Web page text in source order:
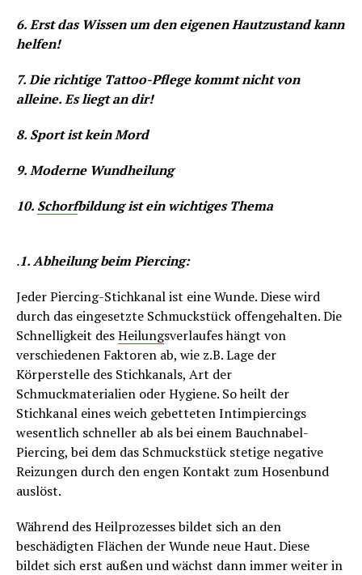
6. Erst das Wissen um den eigenen Hautzustand kann
helfen!
7. Die richtige Tattoo-Pflege kommt nicht von
alleine. Es liegt an dir!
8. Sport ist kein Mord
9. Moderne Wundheilung
10. Schorfbildung ist ein wichtiges Thema
.1. Abheilung beim Piercing:
Jeder Piercing-Stichkanal ist eine Wunde. Diese wird
durch das eingesetzte Schmuckstück offengehalten. Die
Schnelligkeit desHeilungsverlaufes hängt von
verschiedenen Faktoren ab, wie z.B. Lage der
Körperstelle des Stichkanals, Art der
Schmuckmaterialien oder Hygiene. So heilt der
Stichkanal eines weich gebetteten Intimpiercings
wesentlich schneller ab als bei einem Bauchnabel-
Piercing, bei dem das Schmuckstück stetige negative
Reizungen durch den engen Kontakt zum Hosenbund
auslöst.
Während des Heilprozesses bildet sich an den
beschädigten Flächen der Wunde neue Haut. Diese
bildet sich erst außen und wächst dann immer weiter in